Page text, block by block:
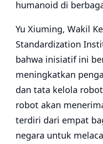
humanoid di
Yu Xiuming, Wakil
Standardization
bahwa inisiatif ini
meningkatkan
dan tata kelola
robot akan
terdiri dari empat
negara untuk